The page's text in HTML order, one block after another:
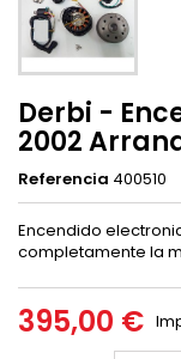
Derbi -
2002
Referencia 400510
Encendido
completamente la
395,00 €